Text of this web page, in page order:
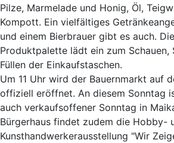
Pilze, Marmelade und Honig, Öl,
Kompott. Ein vielfältiges
und einem Bierbrauer gibt es auch.
Produktpalette lädt ein zum Schauen,
Füllen der Einkaufstaschen.
Um 11 Uhr wird der Bauernmarkt auf
offiziell eröffnet. An diesem Sonntag
auch verkaufsoffener Sonntag in
Bürgerhaus findet zudem die Hobby-
Kunsthandwerkerausstellung "Wir